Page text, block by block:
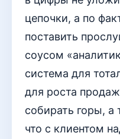
цепочки, а по
поставить
соусом
система для
для роста
собирать горы,
что с клиентом